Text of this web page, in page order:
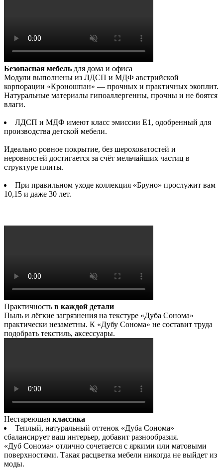
Безопасная мебель для дома и офиса
Модули выполнены из ЛДСП и МДФ австрийской
корпорации «Кроношпан» — прочных и практичных экоплит.
Натуральные материалы гипоаллергенны, прочны и не боятся
влаги.
ЛДСП и МДФ имеют класс эмиссии Е1, одобренный для
производства детской мебели.
Идеально ровное покрытие, без шероховатостей и
неровностей достигается за счёт мельчайших частиц в
структуре плиты.
При правильном уходе коллекция «Бруно» прослужит вам
10,15 и даже 30 лет.
Практичность в каждой детали
Пыль и лёгкие загрязнения на текстуре «Дуба Сонома»
практически незаметны. К «Дубу Сонома» не составит труда
подобрать текстиль, аксессуары.
Нестареющая классика
Теплый, натуральный оттенок «Дуба Сонома»
сбалансирует ваш интерьер, добавит разнообразия.
«Дуб Сонома» отлично сочетается с яркими или матовыми
поверхностями. Такая расцветка мебели никогда не выйдет из
моды.